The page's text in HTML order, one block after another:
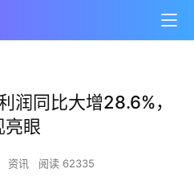
润同比大增28.6%，
亮眼
资讯 阅读 62335